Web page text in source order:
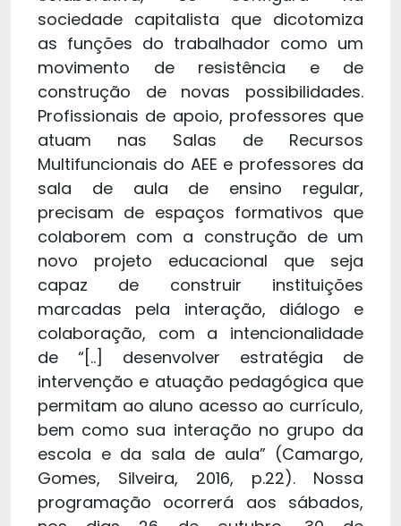
sociedade capitalista que dicotomiza
as funções do trabalhador como um
movimento de resistência e de
construção de novas possibilidades.
Profissionais de apoio, professores que
atuam nas Salas de Recursos
Multifuncionais do AEE e professores da
sala de aula de ensino regular,
precisam de espaços formativos que
colaborem com a construção de um
novo projeto educacional que seja
capaz de construir instituições
marcadas pela interação, diálogo e
colaboração, com a intencionalidade
de “[..] desenvolver estratégia de
intervenção e atuação pedagógica que
permitam ao aluno acesso ao currículo,
bem como sua interação no grupo da
escola e da sala de aula” (Camargo,
Gomes, Silveira, 2016, p.22). Nossa
programação ocorrerá aos sábados,